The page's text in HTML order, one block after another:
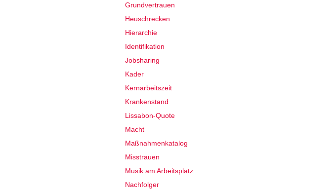
Grundvertrauen
Heuschrecken
Hierarchie
Identifikation
Jobsharing
Kader
Kernarbeitszeit
Krankenstand
Lissabon-Quote
Macht
Maßnahmenkatalog
Misstrauen
Musik am Arbeitsplatz
Nachfolger